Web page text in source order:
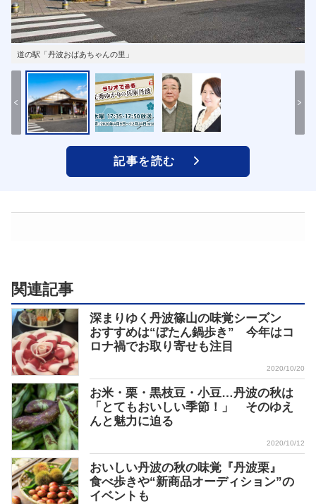
道の駅「丹波おばあちゃんの里」
記事を読む
関連記事
深まりゆく丹波篠山の味覚シーズン
おすすめは“ぼたん鍋歩き” 今年はコ
ロナ禍でお取り寄せも注目
2020/10/20
お米・栗・黒枝豆・小豆…丹波の秋は
「とてもおいしい季節！」 そのゆえ
んと魅力に迫る
2020/10/12
おいしい丹波の秋の味覚『丹波栗』
食べ歩きや“新商品オーディション”の
イベントも